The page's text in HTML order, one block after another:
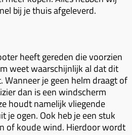
bij je thuis afgeleverd.
heeft gereden die voorzien
weet waarschijnlijk al dat dit
je geen helm draagt of
dan is een windscherm
houdt namelijk vliegende
je ogen. Ook heb je een stuk
of koude wind. Hierdoor wordt